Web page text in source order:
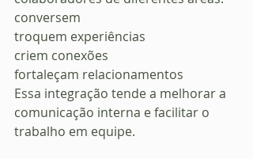
conversem
troquem experiências
criem conexões
fortaleçam relacionamentos
Essa integração tende a melhorar a
comunicação interna e facilitar o
trabalho em equipe.